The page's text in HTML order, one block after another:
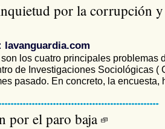
por la corrupción y
lavanguardia.com
los cuatro principales problemas
de Investigaciones Sociológicas (
pasado. En concreto, la encuesta,
por el paro baja